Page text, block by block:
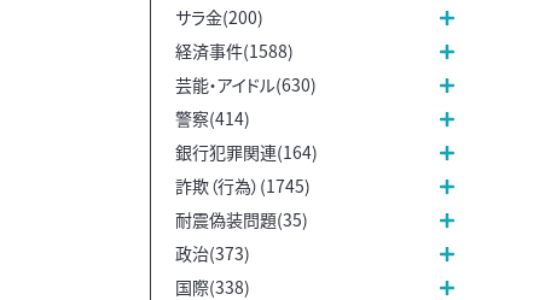
サラ金(200)
経済事件(1588)
芸能・アイドル(630)
警察(414)
銀行犯罪関連(164)
詐欺（行為）(1745)
耐震偽装問題(35)
政治(373)
国際(338)